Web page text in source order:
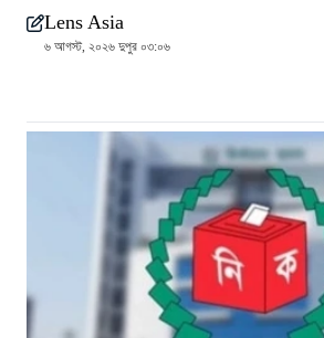
Lens Asia
৬ আগস্ট, ২০২৬ দুপুর ০৩:০৬